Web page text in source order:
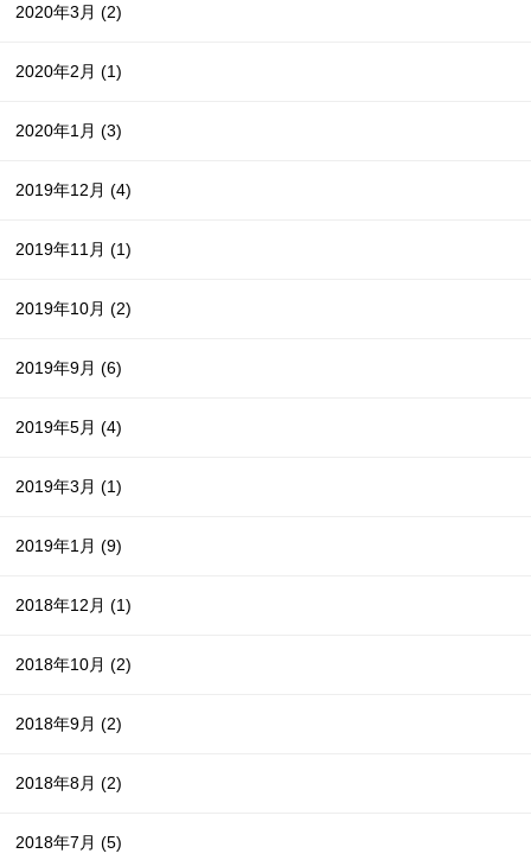
2020年3月(2)
2020年2月(1)
2020年1月(3)
2019年12月(4)
2019年11月(1)
2019年10月(2)
2019年9月(6)
2019年5月(4)
2019年3月(1)
2019年1月(9)
2018年12月(1)
2018年10月(2)
2018年9月(2)
2018年8月(2)
2018年7月(5)